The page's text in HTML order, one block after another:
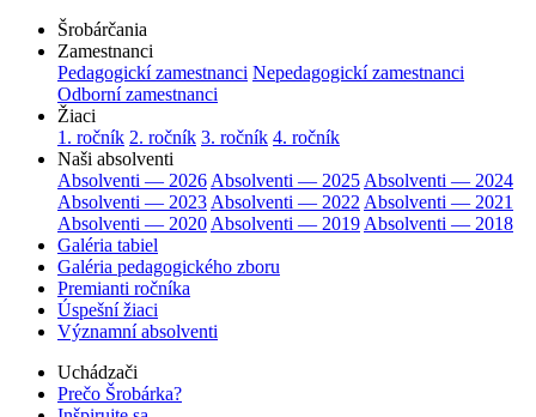
Šrobárčania
Zamestnanci
Pedagogickí zamestnanci Nepedagogickí zamestnanci
Odborní zamestnanci
Žiaci
1. ročník 2. ročník 3. ročník 4. ročník
Naši absolventi
Absolventi — 2026 Absolventi — 2025 Absolventi — 2024
Absolventi — 2023 Absolventi — 2022 Absolventi — 2021
Absolventi — 2020 Absolventi — 2019 Absolventi — 2018
Galéria tabiel
Galéria pedagogického zboru
Premianti ročníka
Úspešní žiaci
Významní absolventi
Uchádzači
Prečo Šrobárka?